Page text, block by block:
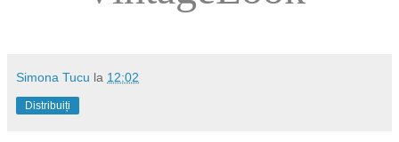
Simona Tucu la 12:02
Distribuiți